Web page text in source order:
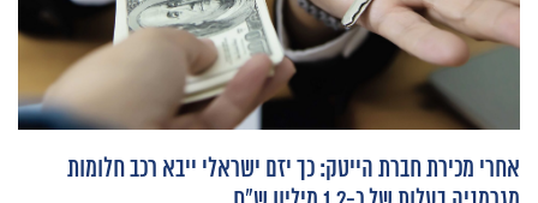
אחרי מכירת חברת הייטק: כך יזם ישראלי ייבא רכב חלומות